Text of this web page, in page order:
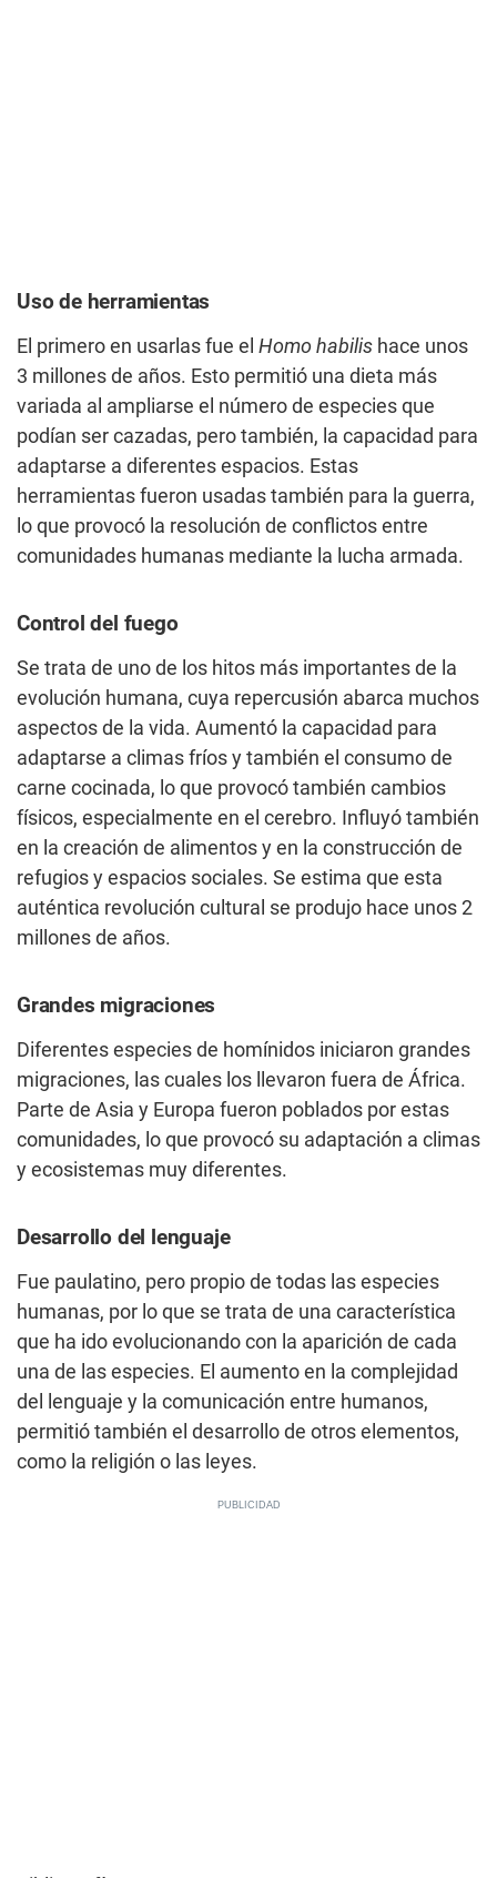
Uso de herramientas
El primero en usarlas fue el Homo habilis hace unos
3 millones de años. Esto permitió una dieta más
variada al ampliarse el número de especies que
podían ser cazadas, pero también, la capacidad para
adaptarse a diferentes espacios. Estas
herramientas fueron usadas también para la guerra,
lo que provocó la resolución de conflictos entre
comunidades humanas mediante la lucha armada.
Control del fuego
Se trata de uno de los hitos más importantes de la
evolución humana, cuya repercusión abarca muchos
aspectos de la vida. Aumentó la capacidad para
adaptarse a climas fríos y también el consumo de
carne cocinada, lo que provocó también cambios
físicos, especialmente en el cerebro. Influyó también
en la creación de alimentos y en la construcción de
refugios y espacios sociales. Se estima que esta
auténtica revolución cultural se produjo hace unos 2
millones de años.
Grandes migraciones
Diferentes especies de homínidos iniciaron grandes
migraciones, las cuales los llevaron fuera de África.
Parte de Asia y Europa fueron poblados por estas
comunidades, lo que provocó su adaptación a climas
y ecosistemas muy diferentes.
Desarrollo del lenguaje
Fue paulatino, pero propio de todas las especies
humanas, por lo que se trata de una característica
que ha ido evolucionando con la aparición de cada
una de las especies. El aumento en la complejidad
del lenguaje y la comunicación entre humanos,
permitió también el desarrollo de otros elementos,
como la religión o las leyes.